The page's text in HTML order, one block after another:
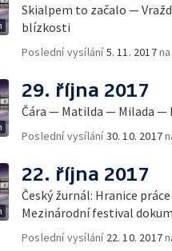
Skialpem to začalo —
blízkosti
Poslední vysílání5. 11. 2017na
29. října 2017
Čára — Matilda — Milada —
Poslední vysílání30. 10. 2017
22. října 2017
Český žurnál: Hranice
Mezinárodní festival
Poslední vysílání 22. 10. 2017